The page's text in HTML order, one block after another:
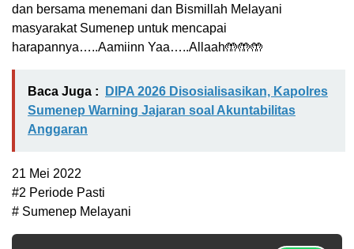
dan bersama menemani dan Bismillah Melayani
masyarakat Sumenep untuk mencapai
harapannya…..Aamiinn Yaa…..Allaah🤲🤲🤲
Baca Juga :
DIPA 2026 Disosialisasikan, Kapolres
Sumenep Warning Jajaran soal Akuntabilitas
Anggaran
21 Mei 2022
#2 Periode Pasti
# Sumenep Melayani